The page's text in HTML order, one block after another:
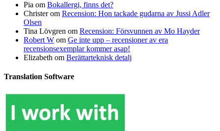
Pia om Bokallergi, finns det?
Christerom Recension: Hon tackade gudarna av Jussi Adler
Olsen
Tina Lövgren om Recension: Försvunnen av Mo Hayder
Robert W om Ge inte upp – recensioner av era
recensionsexemplar kommer asap!
Elizabeth om Berättarteknisk detalj
Translation Software